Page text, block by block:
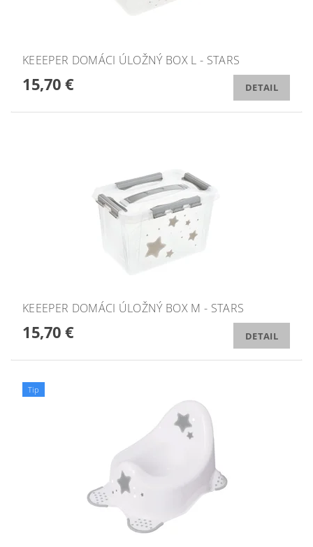
KEEEPER DOMÁCI ÚLOŽNÝ BOX L - STARS
15,70 € DETAIL
KEEEPER DOMÁCI ÚLOŽNÝ BOX M - STARS
15,70 € DETAIL
Tip